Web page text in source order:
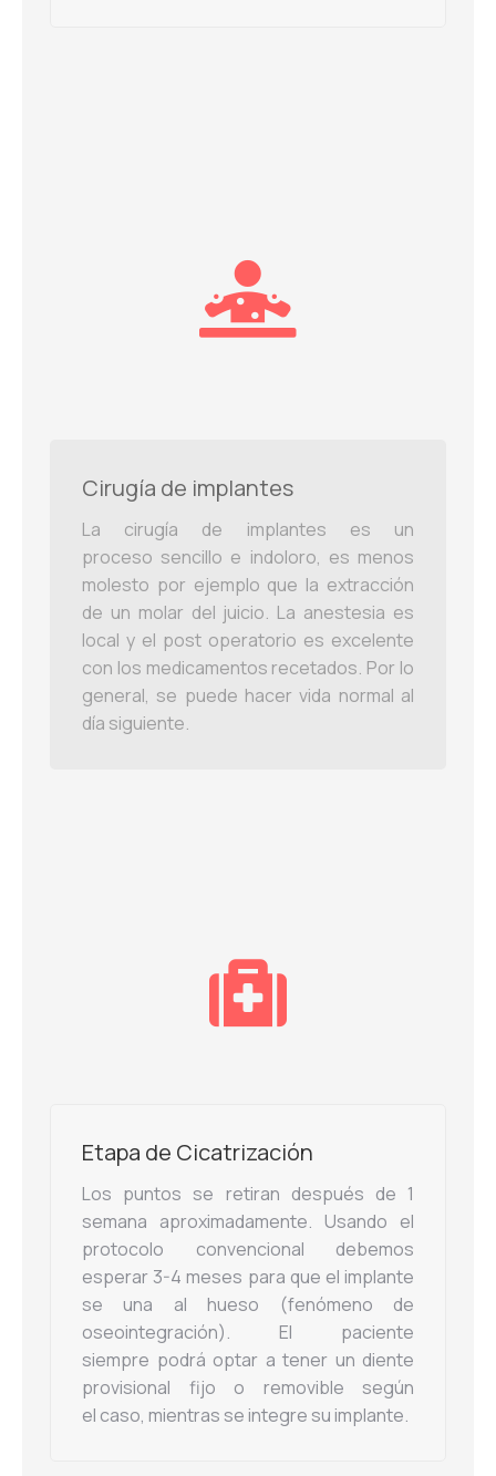
Cirugía de implantes
La cirugía de implantes es un
proceso sencillo e indoloro, es menos
molesto por ejemplo que la extracción
de un molar del juicio. La anestesia es
local y el post operatorio es excelente
con los medicamentos recetados. Por lo
general, se puede hacer vida normal al
día siguiente.
Etapa de Cicatrización
Los puntos se retiran después de 1
semana aproximadamente. Usando el
protocolo convencional debemos
esperar 3-4 meses para que el implante
se una al hueso (fenómeno de
oseointegración). El paciente
siempre podrá optar a tener un diente
provisional fijo o removible según
el caso, mientras se integre su implante.